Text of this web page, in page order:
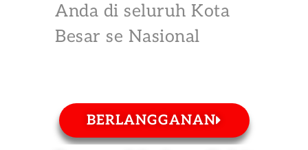
Anda di seluruh Kota
Besar se Nasional
BERLANGGANAN